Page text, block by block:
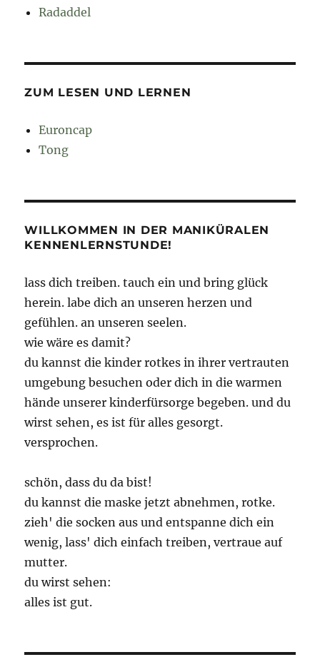
Radaddel
ZUM LESEN UND LERNEN
Euroncap
Tong
WILLKOMMEN IN DER MANIKÜRALEN
KENNENLERNSTUNDE!
lass dich treiben. tauch ein und bring glück
herein. labe dich an unseren herzen und
gefühlen. an unseren seelen.
wie wäre es damit?
du kannst die kinder rotkes in ihrer vertrauten
umgebung besuchen oder dich in die warmen
hände unserer kinderfürsorge begeben. und du
wirst sehen, es ist für alles gesorgt.
versprochen.
schön, dass du da bist!
du kannst die maske jetzt abnehmen, rotke.
zieh' die socken aus und entspanne dich ein
wenig, lass' dich einfach treiben, vertraue auf
mutter.
du wirst sehen:
alles ist gut.